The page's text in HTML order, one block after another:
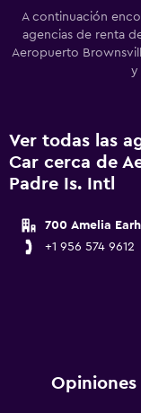
A continuación
agencias de renta
Aeropuerto
y
Ver todas las
Car cerca de
Padre Is. Intl
700 Amelia
+1 956 574 9612
Opiniones